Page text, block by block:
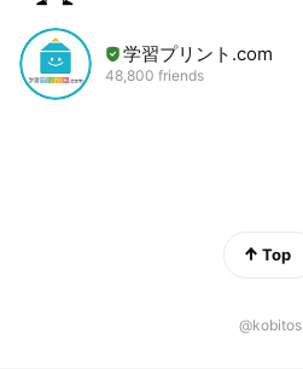
学習プリント.com
48,800 friends
Top
@kobitos